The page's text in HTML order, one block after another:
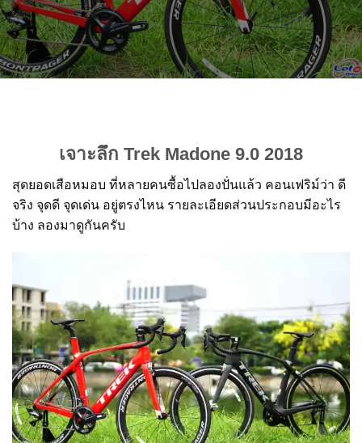
เจาะลึก Trek Madone 9.0 2018
สุดยอดเสือหมอบ ที่หลายคนซื้อไปลองปั่นแล้ว คอนเฟริม์ว่า ดี
จริง จุดดี จุดเด่น อยู่ตรงไหน รายละเอียดส่วนประกอบมีอะไร
บ้าง ลองมาดูกันครับ